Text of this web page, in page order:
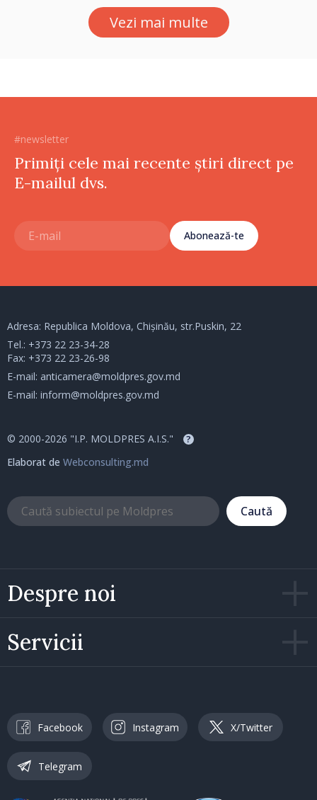
Vezi mai multe
#newsletter
Primiți cele mai recente știri direct pe
E-mailul dvs.
Abonează-te
Despre noi
Servicii
Adresa: Republica Moldova, Chișinău, str.Puskin, 22
Tel.: +373 22 23-34-28
Fax: +373 22 23-26-98
E-mail: anticamera@moldpres.gov.md
E-mail: inform@moldpres.gov.md
© 2000-2026 "I.P. MOLDPRES A.I.S." ?
Elaborat de Webconsulting.md
Caută
Facebook Instagram X/Twitter
Telegram